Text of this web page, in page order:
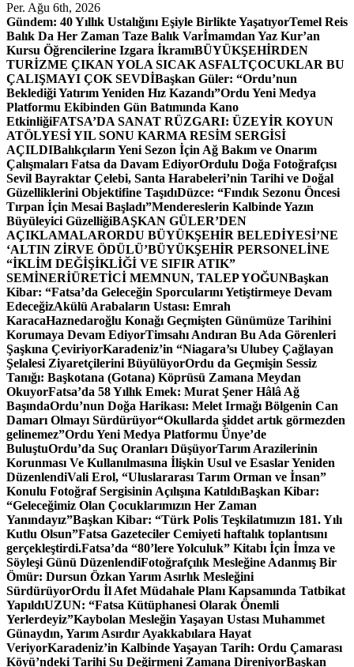
Per. Ağu 6th, 2026
Gündem: 40 Yıllık Ustalığını Eşiyle Birlikte YaşatıyorTemel Reis
Balık Da Her Zaman Taze Balık Varİmamdan Yaz Kur’an
Kursu Öğrencilerine Izgara İkramıBÜYÜKŞEHİRDEN
TURİZME ÇIKAN YOLA SICAK ASFALTÇOCUKLAR BU
ÇALIŞMAYI ÇOK SEVDİBaşkan Güler: “Ordu’nun
Beklediği Yatırım Yeniden Hız Kazandı”Ordu Yeni Medya
Platformu Ekibinden Gün Batımında Kano
EtkinliğiFATSA’DA SANAT RÜZGARI: ÜZEYİR KOYUN
ATÖLYESİ YIL SONU KARMA RESİM SERGİSİ
AÇILDIBalıkçıların Yeni Sezon İçin Ağ Bakım ve Onarım
Çalışmaları Fatsa da Davam EdiyorOrdulu Doğa Fotoğrafçısı
Sevil Bayraktar Çelebi, Santa Harabeleri’nin Tarihi ve Doğal
Güzelliklerini Objektifine TaşıdıDüzce: “Fındık Sezonu Öncesi
Tırpan İçin Mesai Başladı”Mendereslerin Kalbinde Yazın
Büyüleyici GüzelliğiBAŞKAN GÜLER’DEN
AÇIKLAMALARORDU BÜYÜKŞEHİR BELEDİYESİ’NE
‘ALTIN ZİRVE ÖDÜLÜ’BÜYÜKŞEHİR PERSONELİNE
“İKLİM DEĞİŞİKLİĞİ VE SIFIR ATIK”
SEMİNERİÜRETİCİ MEMNUN, TALEP YOĞUNBaşkan
Kibar: “Fatsa’da Geleceğin Sporcularını Yetiştirmeye Devam
EdeceğizAkülü Arabaların Ustası: Emrah
KaracaHaznedaroğlu Konağı Geçmişten Günümüze Tarihini
Korumaya Devam EdiyorTimsahı Andıran Bu Ada Görenleri
Şaşkına ÇeviriyorKaradeniz’in “Niagara’sı Ulubey Çağlayan
Şelalesi Ziyaretçilerini BüyülüyorOrdu da Geçmişin Sessiz
Tanığı: Başkotana (Gotana) Köprüsü Zamana Meydan
OkuyorFatsa’da 58 Yıllık Emek: Murat Şener Hâlâ Ağ
BaşındaOrdu’nun Doğa Harikası: Melet Irmağı Bölgenin Can
Damarı Olmayı Sürdürüyor“Okullarda şiddet artık görmezden
gelinemez”Ordu Yeni Medya Platformu Ünye’de
BuluştuOrdu’da Suç Oranları DüşüyorTarım Arazilerinin
Korunması Ve Kullanılmasına İlişkin Usul ve Esaslar Yeniden
DüzenlendiVali Erol, “Uluslararası Tarım Orman ve İnsan”
Konulu Fotoğraf Sergisinin Açılışına KatıldıBaşkan Kibar:
“Geleceğimiz Olan Çocuklarımızın Her Zaman
Yanındayız”Başkan Kibar: “Türk Polis Teşkilatımızın 181. Yılı
Kutlu Olsun”Fatsa Gazeteciler Cemiyeti haftalık toplantısını
gerçekleştirdi.Fatsa’da “80’lere Yolculuk” Kitabı İçin İmza ve
Söyleşi Günü DüzenlendiFotoğrafçılık Mesleğine Adanmış Bir
Ömür: Dursun Özkan Yarım Asırlık Mesleğini
SürdürüyorOrdu İl Afet Müdahale Planı Kapsamında Tatbikat
YapıldıUZUN: “Fatsa Kütüphanesi Olarak Önemli
Yerlerdeyiz”Kaybolan Mesleğin Yaşayan Ustası Muhammet
Günaydın, Yarım Asırdır Ayakkabılara Hayat
VeriyorKaradeniz’in Kalbinde Yaşayan Tarih: Ordu Çamarası
Köyü’ndeki Tarihi Su Değirmeni Zamana DireniyorBaşkan